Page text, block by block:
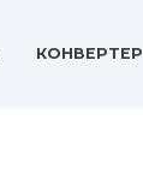
КОНВЕРТЕР